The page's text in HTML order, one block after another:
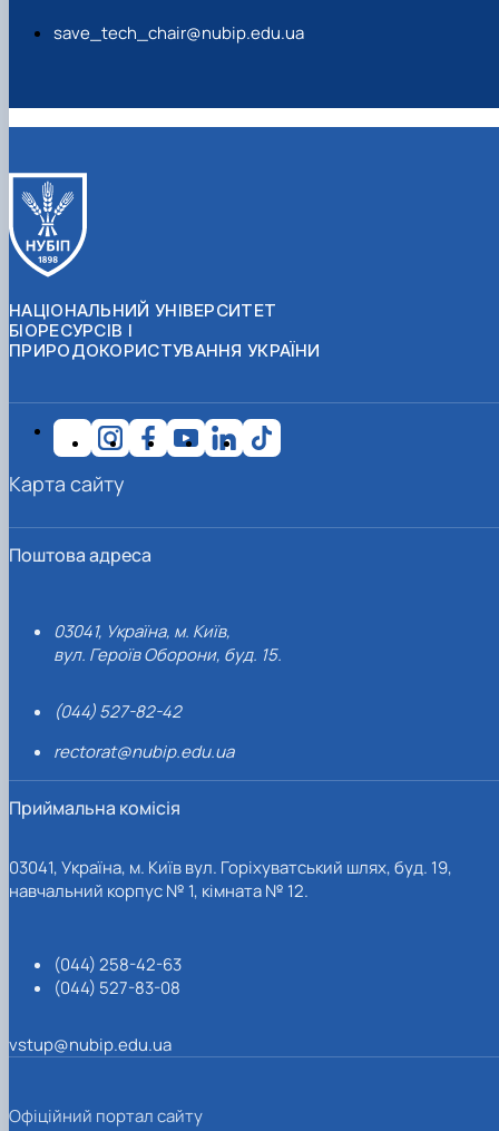
save_tech_chair@nubip.edu.ua
НАЦІОНАЛЬНИЙ УНІВЕРСИТЕТ
БІОРЕСУРСІВ І
ПРИРОДОКОРИСТУВАННЯ УКРАЇНИ
Поштова адреса
03041, Україна, м. Київ,
вул. Героїв Оборони, буд. 15.
(044) 527-82-42
rectorat@nubip.edu.ua
Приймальна комісія
03041, Україна, м. Київ вул. Горіхуватський шлях, буд. 19,
навчальний корпус № 1, кімната № 12.
(044) 258-42-63
(044) 527-83-08
vstup@nubip.edu.ua
Карта сайту
Офіційний портал сайту